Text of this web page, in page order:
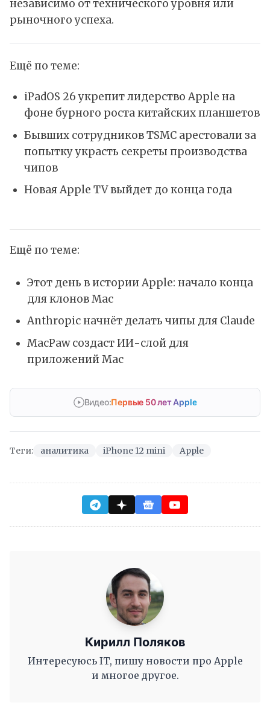
независимо от технического уровня или
рыночного успеха.
Ещё по теме:
iPadOS 26 укрепит лидерство Apple на
фоне бурного роста китайских планшетов
Бывших сотрудников TSMC арестовали за
попытку украсть секреты производства
чипов
Новая Apple TV выйдет до конца года
Ещё по теме:
Этот день в истории Apple: начало конца
для клонов Mac
Anthropic начнёт делать чипы для Claude
MacPaw создаст ИИ-слой для
приложений Mac
Видео:Первые 50 лет Apple
Теги: аналитика iPhone 12 mini Apple
Кирилл Поляков
Интересуюсь IT, пишу новости про Apple
и многое другое.